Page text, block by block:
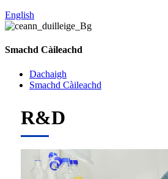
English
Smachd Càileachd
Dachaigh
Smachd Càileachd
R&D